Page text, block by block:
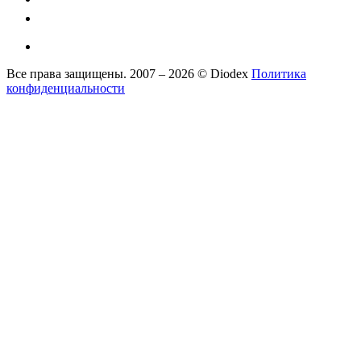
Все права защищены. 2007 – 2026 © Diodex Политика
конфиденциальности